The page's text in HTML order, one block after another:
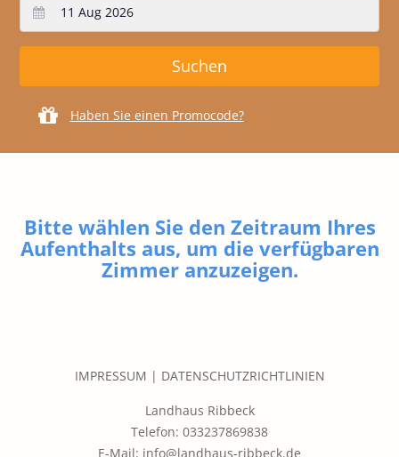
Haben Sie einen Promocode?
Bitte wählen Sie den Zeitraum Ihres
Aufenthalts aus, um die verfügbaren
Zimmer anzuzeigen.
IMPRESSUM | DATENSCHUTZRICHTLINIEN
Landhaus Ribbeck
Telefon: 033237869838
E-Mail: info@landhaus-ribbeck.de